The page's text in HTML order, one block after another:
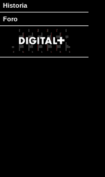
Historia
Foro